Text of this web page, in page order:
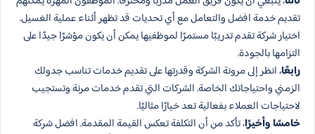
تقديم خدمة افضل والتعامل مع أي تحديات قد تظهر أثناء عملية الغسيل.
اختيار شركة تقدم تدريبًا مستمرًا لموظفيها يمكن أن يكون مؤشرًا جيدًا على
التزامها بالجودة.
رابعًا، انظر إلى مرونة الشركة وقدرتها على تقديم خدمات تناسب جدولك
الزمني واحتياجاتك الخاصة. الشركات التي تقدم خدمات مرنة وتستجيب
لاحتياجات العملاء بفعالية تعد خيارًا مثاليًا.
خامسًا وأخيرًا، تأكد من أن التكلفة تعكس القيمة المقدمة. افضل شركة